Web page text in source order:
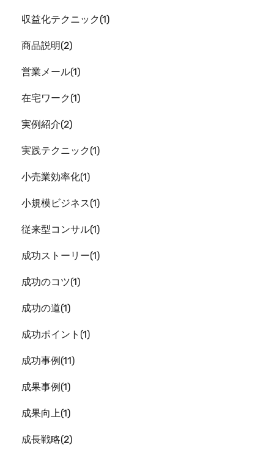
収益化テクニック 1
商品説明 2
営業メール 1
在宅ワーク 1
実例紹介 2
実践テクニック 1
小売業効率化 1
小規模ビジネス 1
従来型コンサル 1
成功ストーリー 1
成功のコツ 1
成功の道 1
成功ポイント 1
成功事例 11
成果事例 1
成果向上 1
成長戦略 2